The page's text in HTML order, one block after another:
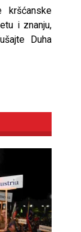
i znanju,
Duha